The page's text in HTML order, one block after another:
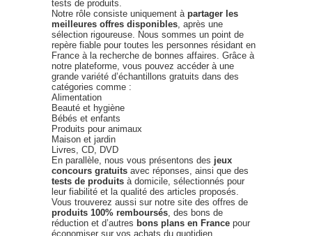
tests de produits.
Notre rôle consiste uniquement à partager les
meilleures offres disponibles , après une
sélection rigoureuse. Nous sommes un point de
repère fiable pour toutes les personnes résidant en
France à la recherche de bonnes affaires. Grâce à
notre plateforme, vous pouvez accéder à une
grande variété d’échantillons gratuits dans des
catégories comme :
Alimentation
Beauté et hygiène
Bébés et enfants
Produits pour animaux
Maison et jardin
Livres, CD, DVD
En parallèle, nous vous présentons des jeux
concours gratuits avec réponses, ainsi que des
tests de produits à domicile, sélectionnés pour
leur fiabilité et la qualité des articles proposés.
Vous trouverez aussi sur notre site des offres de
produits 100% remboursés , des bons de
réduction et d’autres bons plans en France pour
économiser sur vos achats du quotidien.